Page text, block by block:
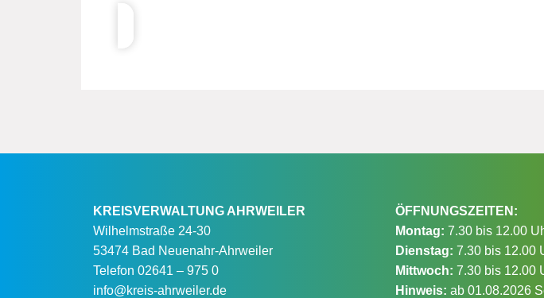
KREISVERWALTUNG AHRWEILER
Wilhelmstraße 24-30
53474 Bad Neuenahr-Ahrweiler
Telefon 02641 – 975 0
info@kreis-ahrweiler.de
ÖFFNUNGSZEITEN:
Montag: 7.30 bis 12.00
Dienstag: 7.30 bis 12.00
Mittwoch: 7.30 bis 12.00
Hinweis: ab 01.08.2026